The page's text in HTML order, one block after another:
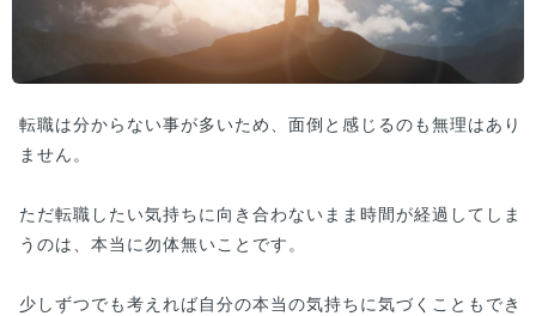
転職は分からない事が多いため、面倒と感じるのも無理はあり
ません。
ただ転職したい気持ちに向き合わないまま時間が経過してしま
うのは、本当に勿体無いことです。
少しずつでも考えれば自分の本当の気持ちに気づくこともでき